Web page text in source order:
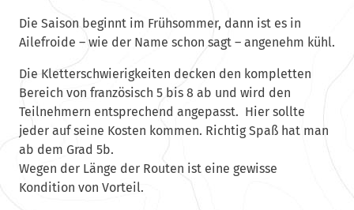
Die Saison beginnt im Frühsommer, dann ist es in
Ailefroide – wie der Name schon sagt – angenehm kühl.
Die Kletterschwierigkeiten decken den kompletten
Bereich von französisch 5 bis 8 ab und wird den
Teilnehmern entsprechend angepasst. Hier sollte
jeder auf seine Kosten kommen. Richtig Spaß hat man
ab dem Grad 5b.
Wegen der Länge der Routen ist eine gewisse
Kondition von Vorteil.